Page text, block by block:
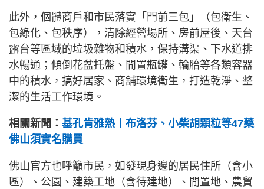
此外，個體商戶和市民落實「門前三包」（包衛生、
包綠化、包秩序），清除經營場所、房前屋後、天台
露台等區域的垃圾雜物和積水，保持溝渠、下水道排
水暢通；傾倒花盆托盤、閒置瓶罐、輪胎等各類容器
中的積水，搞好居家、商舖環境衛生，打造乾淨、整
潔的生活工作環境。
相關新聞： 基孔肯雅熱︱布洛芬、小柴胡顆粒等47藥
佛山須實名購買
佛山官方也呼籲市民，如發現身邊的居民住所（含小
區）、公園、建築工地（含待建地）、閒置地、農貿